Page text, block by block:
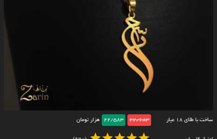
ساخت با طلای ۱۸ عیار 22/683
22/583 هزار تومان